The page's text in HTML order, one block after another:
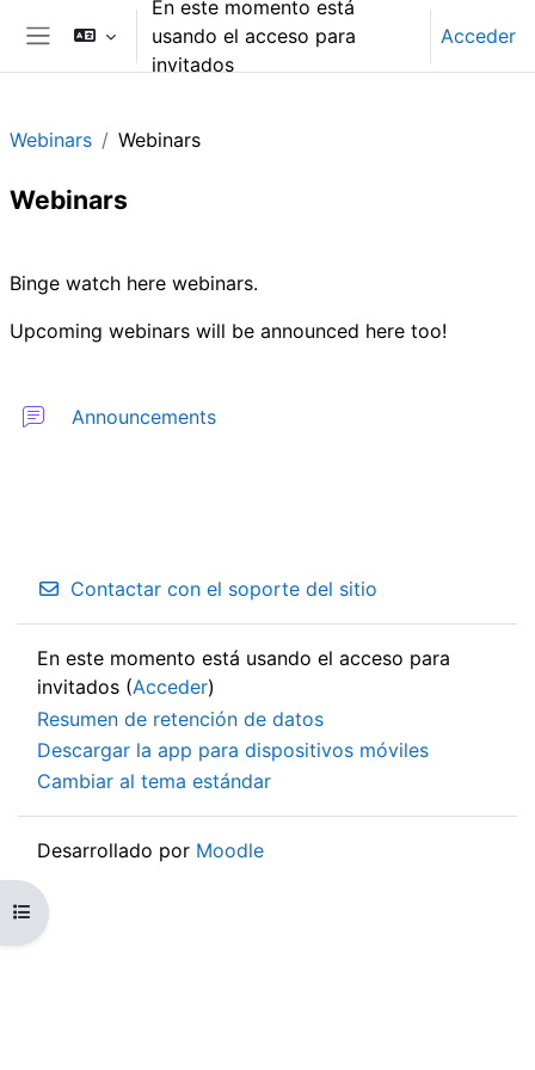
Salta al contenido principal
Panel lateral
En este momento está
usando el acceso para
invitados
Acceder
Abrir índice del curso
Webinars Webinars
Webinars
Binge watch here webinars.
Upcoming webinars will be announced here too!
Announcements
Contactar con el soporte del sitio
En este momento está usando el acceso para
invitados (Acceder)
Resumen de retención de datos
Descargar la app para dispositivos móviles
Cambiar al tema estándar
Desarrollado por Moodle